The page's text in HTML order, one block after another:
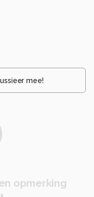
mee!
opmerking